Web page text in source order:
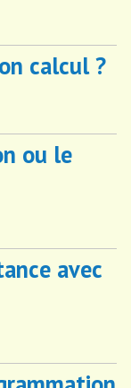
calcul ?
ou le
avec